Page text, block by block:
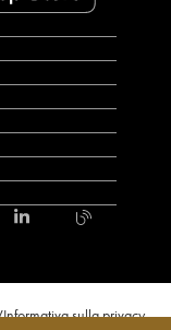
Informativa sulla privacy